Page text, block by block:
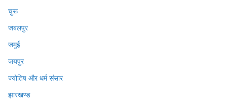
चुरू
जबलपुर
जमुई
जयपुर
ज्योतिष और धर्म संसार
झारखण्ड